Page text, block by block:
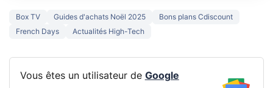
Box TV Guides d'achats Noël 2025
Bons plans Cdiscount
French Days
Actualités High-Tech
Vous êtes un utilisateur de Google